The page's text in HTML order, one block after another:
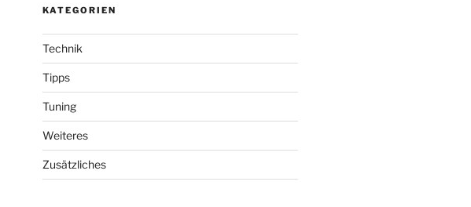
KATEGORIEN
Technik
Tipps
Tuning
Weiteres
Zusätzliches